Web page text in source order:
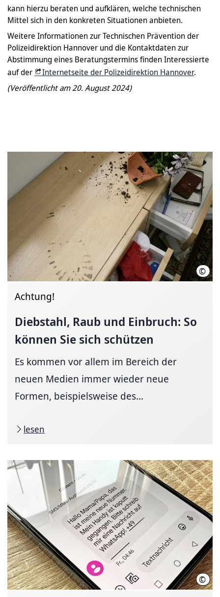
kann hierzu beraten und aufklären, welche technischen
Mittel sich in den konkreten Situationen anbieten.
Weitere Informationen zur Technischen Prävention der
Polizeidirektion Hannover und die Kontaktdaten zur
Abstimmung eines Beratungstermins finden Interessierte
auf der
Internetseite der Polizeidirektion Hannover.
(Veröffentlicht am 20. August 2024)
©
Achtung!
Diebstahl, Raub und Einbruch: So
können Sie sich schützen
Es kommen vor allem im Bereich der
neuen Medien immer wieder neue
Formen, beispielsweise des...
lesen
©